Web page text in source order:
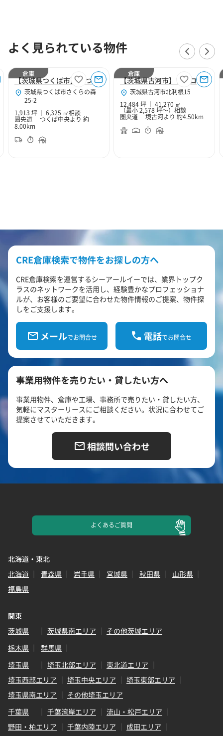
よく見られている物件
【茨城県つくば市】LFつくば
茨城県つくば市さくらの森
25-2
1,913 坪
6,325 ㎡相談
圏央道 つくば中央より 約
8.00km
倉庫
【茨城県古河市】プロロジスパーク古河4
茨城県古河市北利根15
12,484 坪
41,270 ㎡
（最小 2,578 坪～） 相談
圏央道 境古河より 約4.50km
倉庫
CRE倉庫検索で物件をお探しの方へ
CRE倉庫検索を運営するシーアールイーでは、業界トップク
ラスのネットワークを活用し、経験豊かなプロフェッショナ
ルが、お客様のご要望に合わせた物件情報のご提案、物件探
しをご支援します。
メールでお問合せ 電話でお問合せ
事業用物件を売りたい・貸したい方へ
事業用物件、倉庫や工場、事務所で売りたい・貸したい方、
気軽にマスターリースにご相談ください。状況に合わせてご
提案させていただきます。
相談問い合わせ
よくあるご質問
北海道・東北
北海道
青森県 岩手県 宮城県 秋田県
山形県
福島県
関東
茨城県
茨城県南エリア
その他茨城エリア
栃木県
群馬県
埼玉県
埼玉北部エリア
東北道エリア
埼玉西部エリア
埼玉中央エリア
埼玉東部エリア
埼玉県南エリア
その他埼玉エリア
千葉県
千葉湾岸エリア
流山・松戸エリア
野田・柏エリア
千葉内陸エリア
成田エリア